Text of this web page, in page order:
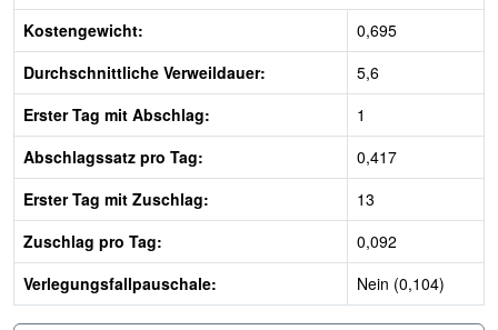
Kostengewicht:
0,695
Durchschnittliche Verweildauer:
5,6
Erster Tag mit Abschlag:
1
Abschlagssatz pro Tag:
0,417
Erster Tag mit Zuschlag:
13
Zuschlag pro Tag:
0,092
Verlegungsfallpauschale:
Nein (0,104)